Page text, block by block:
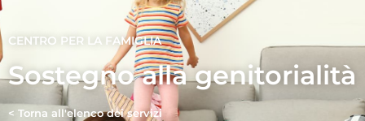
CENTRO PER LA FAMIGLIA
Sostegno alla genitorialità
< Torna all'elenco dei servizi